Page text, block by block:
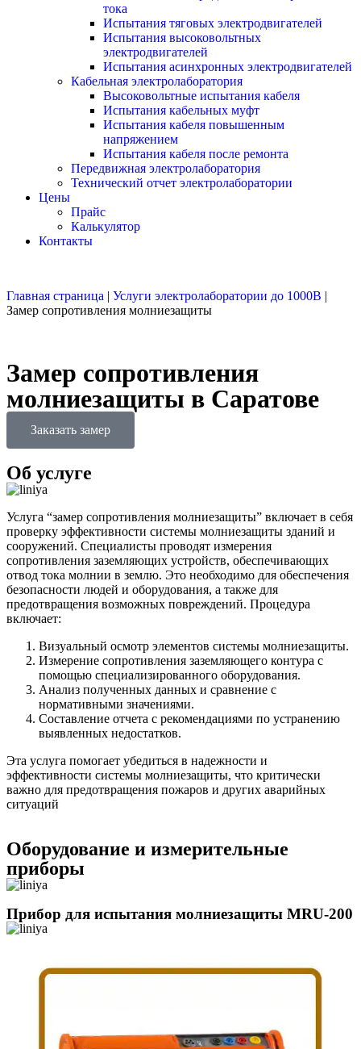
тока
Испытания тяговых электродвигателей
Испытания высоковольтных
электродвигателей
Испытания асинхронных электродвигателей
Кабельная электролаборатория
Высоковольтные испытания кабеля
Испытания кабельных муфт
Испытания кабеля повышенным
напряжением
Испытания кабеля после ремонта
Передвижная электролаборатория
Технический отчет электролаборатории
Цены
Прайс
Калькулятор
Контакты
Главная страница | Услуги электролаборатории до 1000В |
Замер сопротивления молниезащиты
Замер сопротивления
молниезащиты в Саратове
Заказать замер
Об услуге
Услуга “замер сопротивления молниезащиты” включает в себя
проверку эффективности системы молниезащиты зданий и
сооружений. Специалисты проводят измерения
сопротивления заземляющих устройств, обеспечивающих
отвод тока молнии в землю. Это необходимо для обеспечения
безопасности людей и оборудования, а также для
предотвращения возможных повреждений. Процедура
включает:
Визуальный осмотр элементов системы молниезащиты.
Измерение сопротивления заземляющего контура с
помощью специализированного оборудования.
Анализ полученных данных и сравнение с
нормативными значениями.
Составление отчета с рекомендациями по устранению
выявленных недостатков.
Эта услуга помогает убедиться в надежности и
эффективности системы молниезащиты, что критически
важно для предотвращения пожаров и других аварийных
ситуаций
Оборудование и измерительные
приборы
Прибор для испытания молниезащиты MRU-200